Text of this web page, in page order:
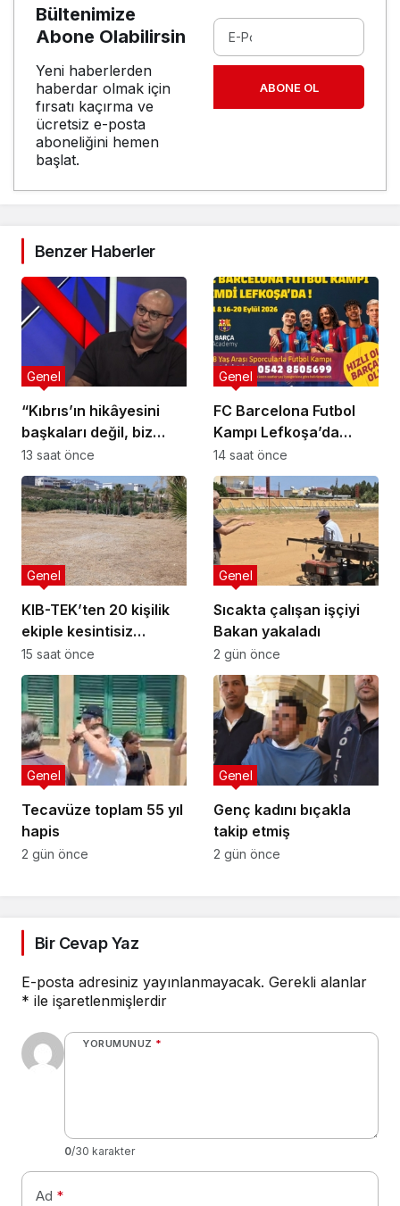
Bültenimize
Abone Olabilirsin
Yeni haberlerden
haberdar olmak için
fırsatı kaçırma ve
ücretsiz e-posta
aboneliğini hemen
başlat.
ABONE OL
Benzer Haberler
“Kıbrıs’ın hikâyesini
başkaları değil, biz
anlatmalıyız”
Genel
13 saat önce
FC Barcelona Futbol
Kampı Lefkoşa’da
Başlıyor
Genel
14 saat önce
KIB-TEK’ten 20 kişilik
ekiple kesintisiz
temizlik
Genel
15 saat önce
Sıcakta çalışan işçiyi
Bakan yakaladı
Genel
2 gün önce
Tecavüze toplam 55 yıl
hapis
Genel
2 gün önce
Genç kadını bıçakla
takip etmiş
Genel
2 gün önce
Bir Cevap Yaz
E-posta adresiniz yayınlanmayacak. Gerekli alanlar
* ile işaretlenmişlerdir
YORUMUNUZ *
0/30 karakter
Ad *